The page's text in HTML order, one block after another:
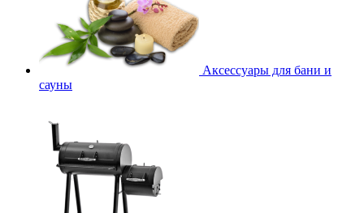
Аксессуары для бани и
сауны